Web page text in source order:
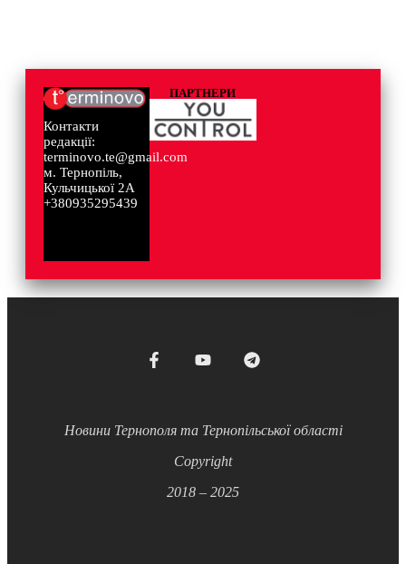
Контакти
редакції:
terminovo.te@gmail.com
м. Тернопіль,
Кульчицької 2А
+380935295439
ПАРТНЕРИ
Новини Тернополя та Тернопільської області
Copyright
2018 – 2025